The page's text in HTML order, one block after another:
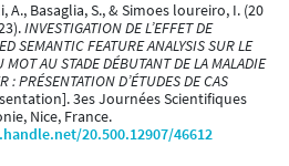
A., Basaglia, S., & Simoes loureiro, I. (20
INVESTIGATION DE L’EFFET DE
SEMANTIC FEATURE ANALYSIS SUR LE
MOT AU STADE DÉBUTANT DE LA MALADIE
: PRÉSENTATION D’ÉTUDES DE CAS
3es Journées Scientifiques
Nice, France.
20.500.12907/46612